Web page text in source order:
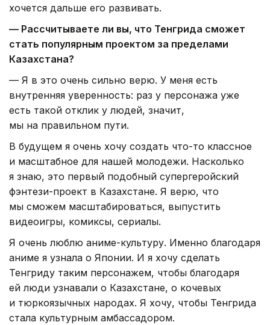
хочется дальше его развивать.
— Рассчитываете ли вы, что Тенгрида сможет
стать популярным проектом за пределами
Казахстана?
— Я в это очень сильно верю. У меня есть
внутренняя уверенность: раз у персонажа уже
есть такой отклик у людей, значит,
мы на правильном пути.
В будущем я очень хочу создать что-то классное
и масштабное для нашей молодежи. Насколько
я знаю, это первый подобный супергеройский
фэнтези-проект в Казахстане. Я верю, что
мы сможем масштабироваться, выпустить
видеоигры, комиксы, сериалы.
Я очень люблю аниме-культуру. Именно благодаря
аниме я узнала о Японии. И я хочу сделать
Тенгриду таким персонажем, чтобы благодаря
ей люди узнавали о Казахстане, о кочевых
и тюркоязычных народах. Я хочу, чтобы Тенгрида
стала культурным амбассадором.